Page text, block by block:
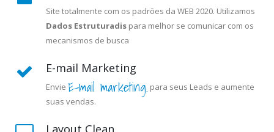
Site totalmente com os padrões da WEB 2020. Utilizamos
Dados Estruturadis para melhor se comunicar com os
mecanismos de busca
E-mail Marketing
Envie E-mail marketing. para seus Leads e aumente
suas vendas.
Layout Clean